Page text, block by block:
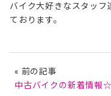
バイク大好きなスタッフ
ております。
« 前の記事
中古バイクの新着情報